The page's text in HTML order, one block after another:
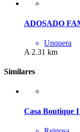
ADOSADO
Unquera
A 2.31 km
Similares
Casa Boutique